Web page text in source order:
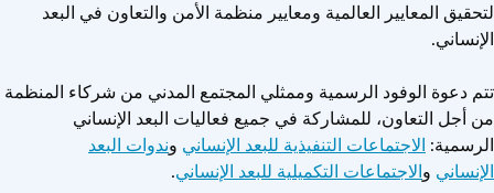
لتحقيق المعايير العالمية ومعايير منظمة الأمن والتعاون في البعد
الإنساني.
تتم دعوة الوفود الرسمية وممثلي المجتمع المدني من شركاء المنظمة
من أجل التعاون، للمشاركة في جميع فعاليات البعد الإنساني
الرسمية: الاجتماعات التنفيذية للبعد الإنساني وندوات البعد
الإنساني والاجتماعات التكميلية للبعد الإنساني.